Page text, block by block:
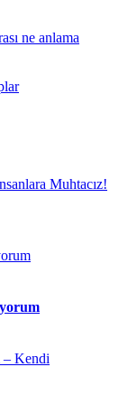
ne anlama
Muhtacız!